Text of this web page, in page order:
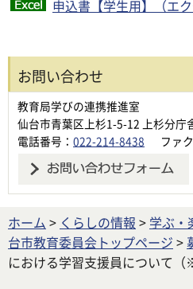
申込書【学生用】（エク
お問い合わせ
教育局学びの連携推進室
仙台市青葉区上杉1-5-12 上杉分庁
電話番号： 022-214-8438 ファ
ホーム > くらしの情報 > 学ぶ・
台市教育委員会トップページ >
における学習支援員について（